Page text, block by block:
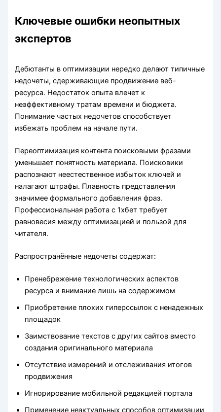
Ключевые ошибки неопытных
экспертов
Дебютанты в оптимизации нередко делают типичные
недочеты, сдерживающие продвижение веб-
ресурса. Недостаток опыта влечет к
неэффективному тратам времени и бюджета.
Понимание частых недочетов способствует
избежать проблем на начале пути.
Переоптимизация контента поисковыми фразами
уменьшает понятность материала. Поисковики
распознают неестественное избыток ключей и
налагают штрафы. Плавность представления
значимее формального добавления фраз.
Профессиональная работа с 1хбет требует
равновесия между оптимизацией и пользой для
читателя.
Распространённые недочеты содержат:
Пренебрежение технологических аспектов
ресурса и внимание лишь на содержимом
Приобретение плохих гиперссылок с ненадежных
площадок
Заимствование текстов с других сайтов вместо
создания оригинального материала
Отсутствие измерений и отслеживания итогов
продвижения
Игнорирование мобильной редакцией портала
Применение неактуальных способов оптимизации